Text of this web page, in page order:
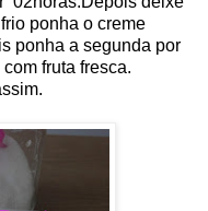
ponha o creme
ponha a segunda por
fruta fresca.